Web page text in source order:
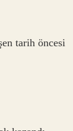
tarih öncesi